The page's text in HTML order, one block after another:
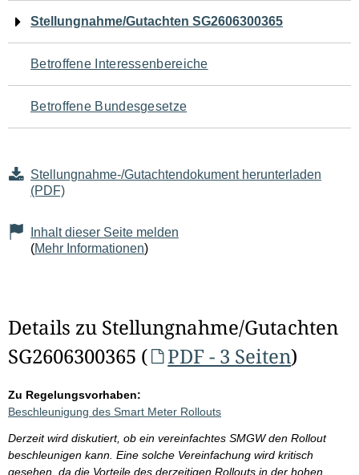
Navigation
für
den
Seiteninhalt
Stellungnahme/Gutachten SG2606300365
Betroffene Interessenbereiche
Betroffene Bundesgesetze
Stellungnahme-/Gutachtendokument herunterladen
(PDF)
Inhalt dieser Seite melden
(Mehr Informationen)
Details zu Stellungnahme/Gutachten
SG2606300365 (
PDF - 3 Seiten)
Zu Regelungsvorhaben:
Beschleunigung des Smart Meter Rollouts
Derzeit wird diskutiert, ob ein vereinfachtes SMGW den Rollout
beschleunigen kann. Eine solche Vereinfachung wird kritisch
gesehen, da die Vorteile des derzeitigen Rollouts in der hohen